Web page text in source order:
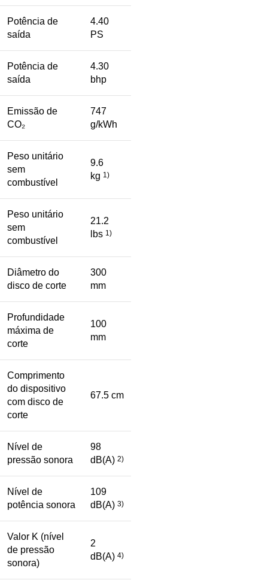
Potência de
saída
4.40
PS
Potência de
saída
4.30
bhp
Emissão de
CO₂
747
g/kWh
Peso unitário
sem
combustível
9.6
kg 1)
Peso unitário
sem
combustível
21.2
lbs 1)
Diâmetro do
disco de corte
300
mm
Profundidade
máxima de
corte
100
mm
Comprimento
do dispositivo
com disco de
corte
67.5 cm
Nível de
pressão sonora
98
dB(A) 2)
Nível de
potência sonora
109
dB(A) 3)
Valor K (nível
de pressão
sonora)
2
dB(A) 4)